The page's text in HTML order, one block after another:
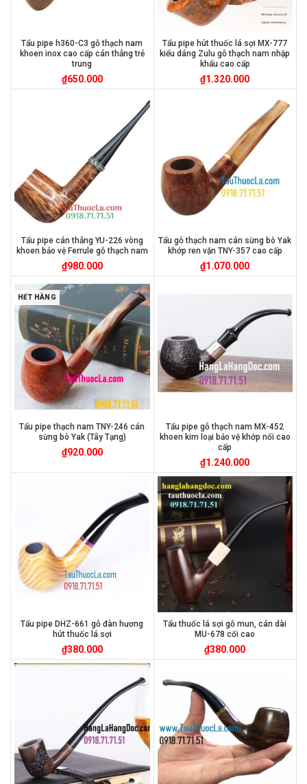
Tẩu pipe h360-C3 gỗ thạch nam
khoen inox cao cấp cán thẳng trẻ
trung
₫650.000
Tẩu pipe hút thuốc lá sợi MX-777
kiểu dáng Zulu gỗ thạch nam nhập
khẩu cao cấp
₫1.320.000
Tẩu pipe cán thẳng YU-226 vòng
khoen bảo vệ Ferrule gỗ thạch nam
₫980.000
Tẩu gỗ thạch nam cán sừng bò Yak
khớp ren vặn TNY-357 cao cấp
₫1.070.000
HẾT HÀNG
Tẩu pipe thạch nam TNY-246 cán
sừng bò Yak (Tây Tạng)
₫920.000
Tẩu pipe gỗ thạch nam MX-452
khoen kim loại bảo vệ khớp nối cao
cấp
₫1.240.000
Tẩu pipe DHZ-661 gỗ đàn hương
hút thuốc lá sợi
₫380.000
Tẩu thuốc lá sợi gỗ mun, cán dài
MU-678 cối cao
₫380.000